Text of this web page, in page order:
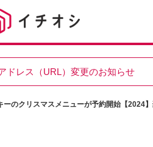
ドレス（URL）変更のお知らせ
ーのクリスマスメニューが予約開始【2024